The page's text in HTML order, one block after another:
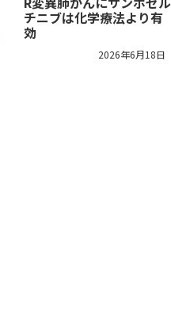
チニブは化学療法より有
効
2026年6月18日